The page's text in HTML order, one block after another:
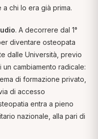
chi lo era già prima.
. A decorrere dal 1°
diventare osteopata
dalle Università, previo
un cambiamento radicale:
di formazione privato,
di accesso
entra a pieno
nazionale, alla pari di